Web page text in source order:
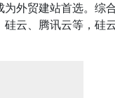
为外贸建站首选。综
硅云、腾讯云等，硅